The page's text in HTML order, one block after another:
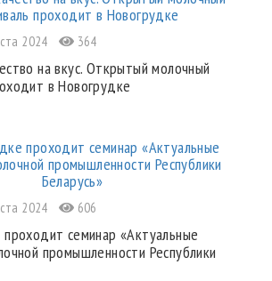
2024 364
на вкус. Открытый молочный
в Новогрудке
2024 606
семинар «Актуальные
промышленности Республики